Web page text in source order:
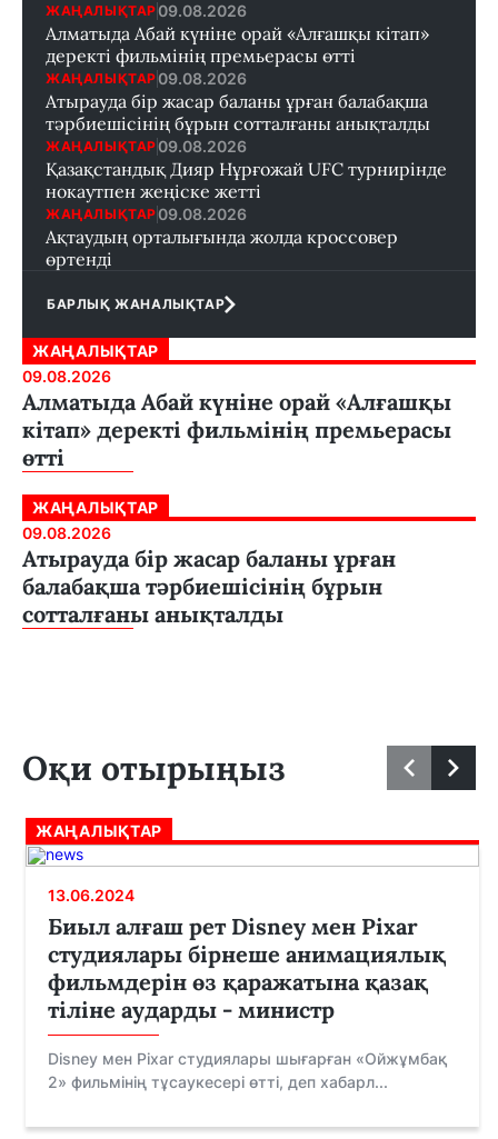
ЖАҢАЛЫҚТАР 09.08.2026
Алматыда Абай күніне орай «Алғашқы кітап»
деректі фильмінің премьерасы өтті
ЖАҢАЛЫҚТАР 09.08.2026
Атырауда бір жасар баланы ұрған балабақша
тәрбиешісінің бұрын сотталғаны анықталды
ЖАҢАЛЫҚТАР 09.08.2026
Қазақстандық Дияр Нұрғожай UFC турнирінде
нокаутпен жеңіске жетті
ЖАҢАЛЫҚТАР 09.08.2026
Ақтаудың орталығында жолда кроссовер
өртенді
БАРЛЫҚ ЖАНАЛЫҚТАР
ЖАҢАЛЫҚТАР
09.08.2026
Алматыда Абай күніне орай «Алғашқы
кітап» деректі фильмінің премьерасы
өтті
ЖАҢАЛЫҚТАР
09.08.2026
Атырауда бір жасар баланы ұрған
балабақша тәрбиешісінің бұрын
сотталғаны анықталды
Оқи отырыңыз
ЖАҢАЛЫҚТАР
13.06.2024
Биыл алғаш рет Disney мен Pixar
студиялары бірнеше анимациялық
фильмдерін өз қаражатына қазақ
тіліне аударды - министр
Disney мен Pixar студиялары шығарған «Ойжұмбақ
2» фильмінің тұсаукесері өтті, деп хабарл...